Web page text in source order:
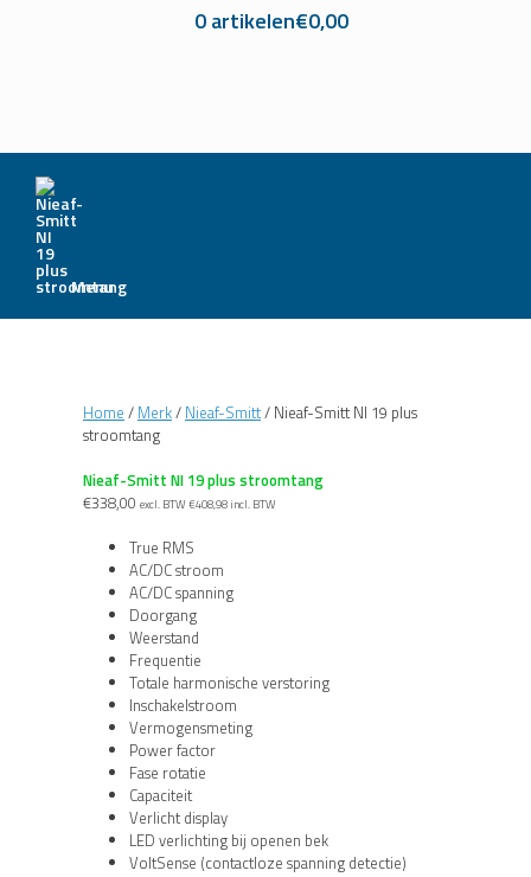
0 artikelen€0,00
Menu
Home / Merk/ Nieaf-Smitt/ Nieaf-Smitt NI 19 plus
stroomtang
Nieaf-Smitt NI 19 plus stroomtang
€338,00 excl. BTW €408,98 incl. BTW
True RMS
AC/DC stroom
AC/DC spanning
Doorgang
Weerstand
Frequentie
Totale harmonische verstoring
Inschakelstroom
Vermogensmeting
Power factor
Fase rotatie
Capaciteit
Verlicht display
LED verlichting bij openen bek
VoltSense (contactloze spanning detectie)